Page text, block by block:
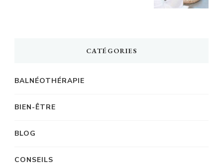
CATÉGORIES
BALNÉOTHÉRAPIE
BIEN-ÊTRE
BLOG
CONSEILS